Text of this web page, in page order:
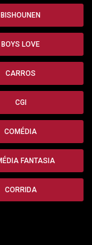
BISHOUNEN
BOYS LOVE
CARROS
CGI
COMÉDIA
FANTASIA
CORRIDA